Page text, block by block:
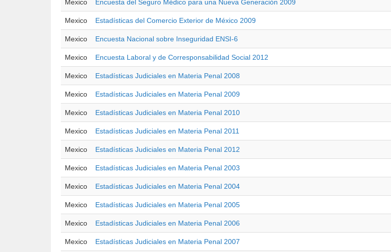
Mexico Encuesta del Seguro Médico para una Nueva Generación 2009
Mexico Estadísticas del Comercio Exterior de México 2009
Mexico Encuesta Nacional sobre Inseguridad ENSI-6
Mexico Encuesta Laboral y de Corresponsabilidad Social 2012
Mexico Estadísticas Judiciales en Materia Penal 2008
Mexico Estadísticas Judiciales en Materia Penal 2009
Mexico Estadísticas Judiciales en Materia Penal 2010
Mexico Estadísticas Judiciales en Materia Penal 2011
Mexico Estadísticas Judiciales en Materia Penal 2012
Mexico Estadísticas Judiciales en Materia Penal 2003
Mexico Estadísticas Judiciales en Materia Penal 2004
Mexico Estadísticas Judiciales en Materia Penal 2005
Mexico Estadísticas Judiciales en Materia Penal 2006
Mexico Estadísticas Judiciales en Materia Penal 2007